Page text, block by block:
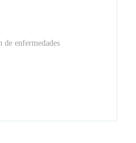
enfermedades